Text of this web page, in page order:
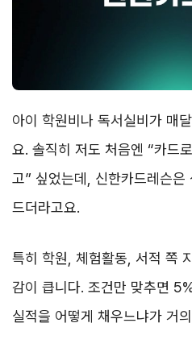
아이 학원비나 독서실비가 매
요. 솔직히 저도 처음엔 “카드
고” 싶었는데, 신한카드레슨
드더라고요.
특히 학원, 체험활동, 서적 쪽
감이 큽니다. 조건만 맞추면
실적을 어떻게 채우느냐가 거